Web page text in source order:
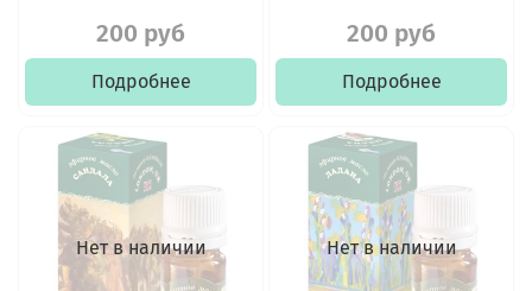
200 руб
Подробнее
200 руб
Подробнее
Нет в наличии Нет в наличии